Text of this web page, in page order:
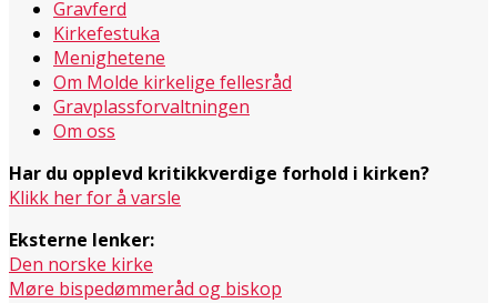
Gravferd
Kirkefestuka
Menighetene
Om Molde kirkelige fellesråd
Gravplassforvaltningen
Om oss
Har du opplevd kritikkverdige forhold i kirken?
Klikk her for å varsle
Eksterne lenker:
Den norske kirke
Møre bispedømmeråd og biskop